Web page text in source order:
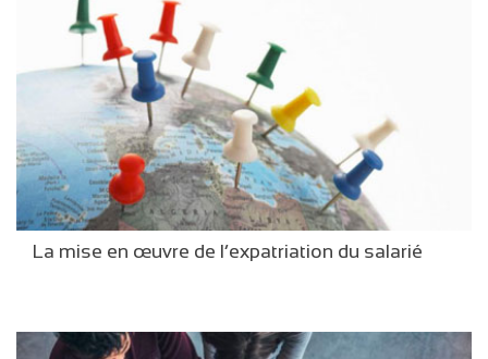
La mise en œuvre de l’expatriation du salarié